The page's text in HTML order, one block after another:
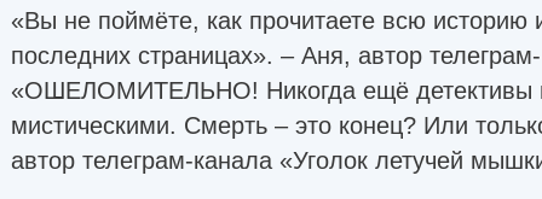
«Вы не поймёте, как прочитаете всю историю
последних страницах». – Аня, автор
«ОШЕЛОМИТЕЛЬНО! Никогда ещё детективы
мистическими. Смерть – это конец? Или
автор телеграм-канала «Уголок летучей